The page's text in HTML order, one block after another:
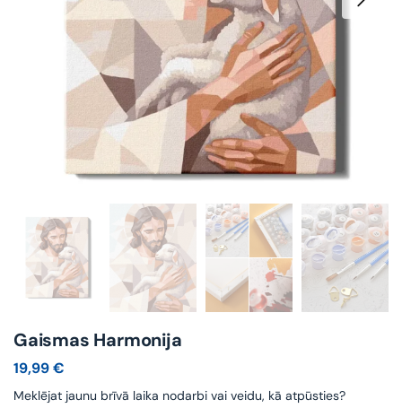
Gaismas Harmonija
19,99€
Meklējat jaunu brīvā laika nodarbi vai veidu, kā atpūsties?